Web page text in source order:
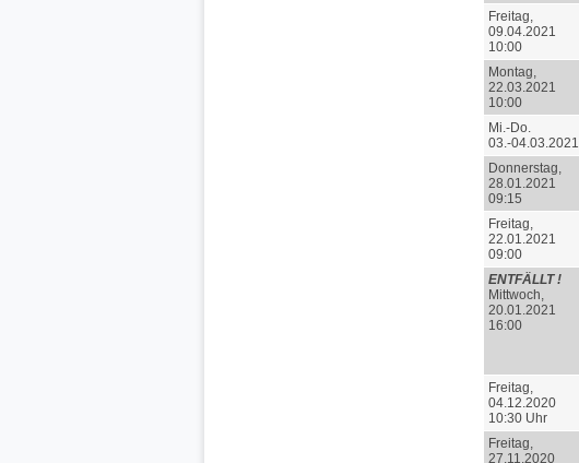
Freitag,
09.04.2021
10:00
Montag,
22.03.2021
10:00
Mi.-Do.
03.-04.03.2021
Donnerstag,
28.01.2021
09:15
Freitag,
22.01.2021
09:00
ENTFÄLLT !
Mittwoch,
20.01.2021
16:00
Freitag,
04.12.2020
10:30 Uhr
Freitag,
27.11.2020